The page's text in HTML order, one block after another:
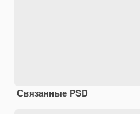
Связанные PSD